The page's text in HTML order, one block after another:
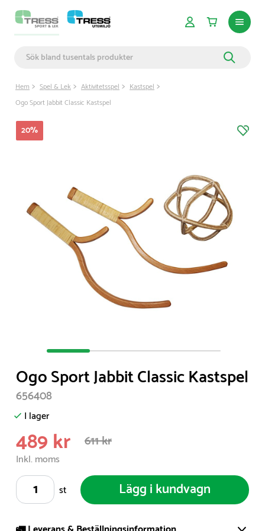
Hem Spel & Lek Aktivitetsspel
Kastspel
Ogo Sport Jabbit Classic Kastspel
20%
of
4
Ogo Sport Jabbit Classic Kastspel
656408
I lager
489 kr 611 kr
Inkl. moms
st
Lägg i kundvagn